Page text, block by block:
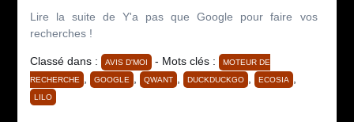
Lire la suite de Y'a pas que Google pour faire vos
recherches !
Classé dans : AVIS D'MOI - Mots clés :
MOTEUR DE
RECHERCHE , GOOGLE , QWANT , DUCKDUCKGO , ECOSIA ,
LILO